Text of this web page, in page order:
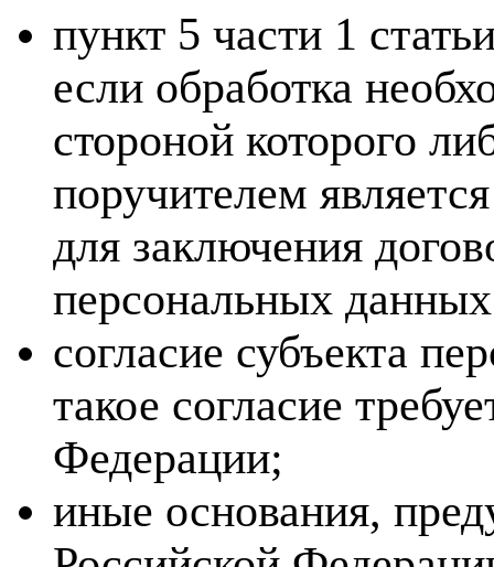
пункт 5 части 1
если обработка
стороной которого
поручителем
для заключения
персональных
согласие субъекта
такое согласие
Федерации;
иные основания,